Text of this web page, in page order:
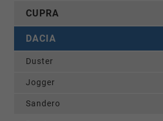
CUPRA
DACIA
Duster
Jogger
Sandero